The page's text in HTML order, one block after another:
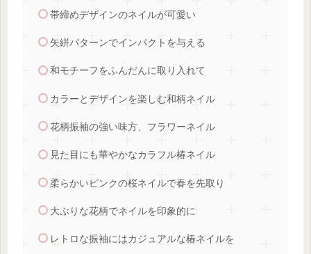
帯締めデザインのネイルが可愛い
矢絣パターンでインパクトを与える
和モチーフをふんだんに取り入れて
カラーとデザインを楽しむ和柄ネイル
花柄振袖の強い味方、フラワーネイル
見た目にも華やかなカラフル椿ネイル
柔らかいピンクの桜ネイルで春を先取り
大ぶりな花柄でネイルを印象的に
レトロな振袖にはカジュアルな椿ネイルを